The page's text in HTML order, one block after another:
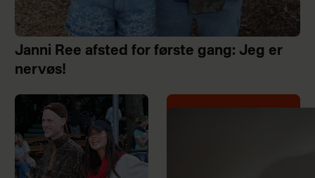
Janni Ree afsted for første gang: Jeg er
nervøs!